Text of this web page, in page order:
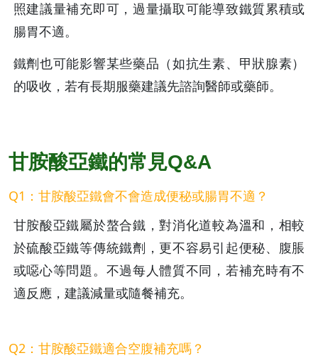
照建議量補充即可，過量攝取可能導致鐵質累積或
腸胃不適。
鐵劑也可能影響某些藥品（如抗生素、甲狀腺素）
的吸收，若有長期服藥建議先諮詢醫師或藥師。
甘胺酸亞鐵的常見Q&A
Q1：甘胺酸亞鐵會不會造成便秘或腸胃不適？
甘胺酸亞鐵屬於螯合鐵，對消化道較為溫和，相較
於硫酸亞鐵等傳統鐵劑，更不容易引起便秘、腹脹
或噁心等問題。不過每人體質不同，若補充時有不
適反應，建議減量或隨餐補充。
Q2：甘胺酸亞鐵適合空腹補充嗎？